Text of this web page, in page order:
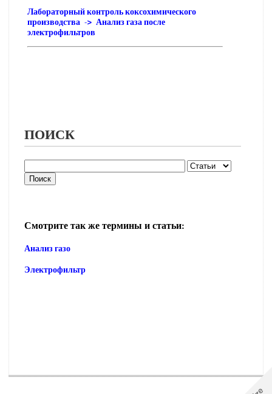
Лабораторный контроль коксохимического
производства -> Анализ газа после
электрофильтров
ПОИСК
Смотрите так же термины и статьи:
Анализ газо
Электрофильтр